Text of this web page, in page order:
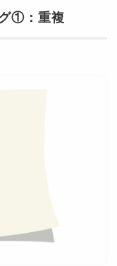
①：重複